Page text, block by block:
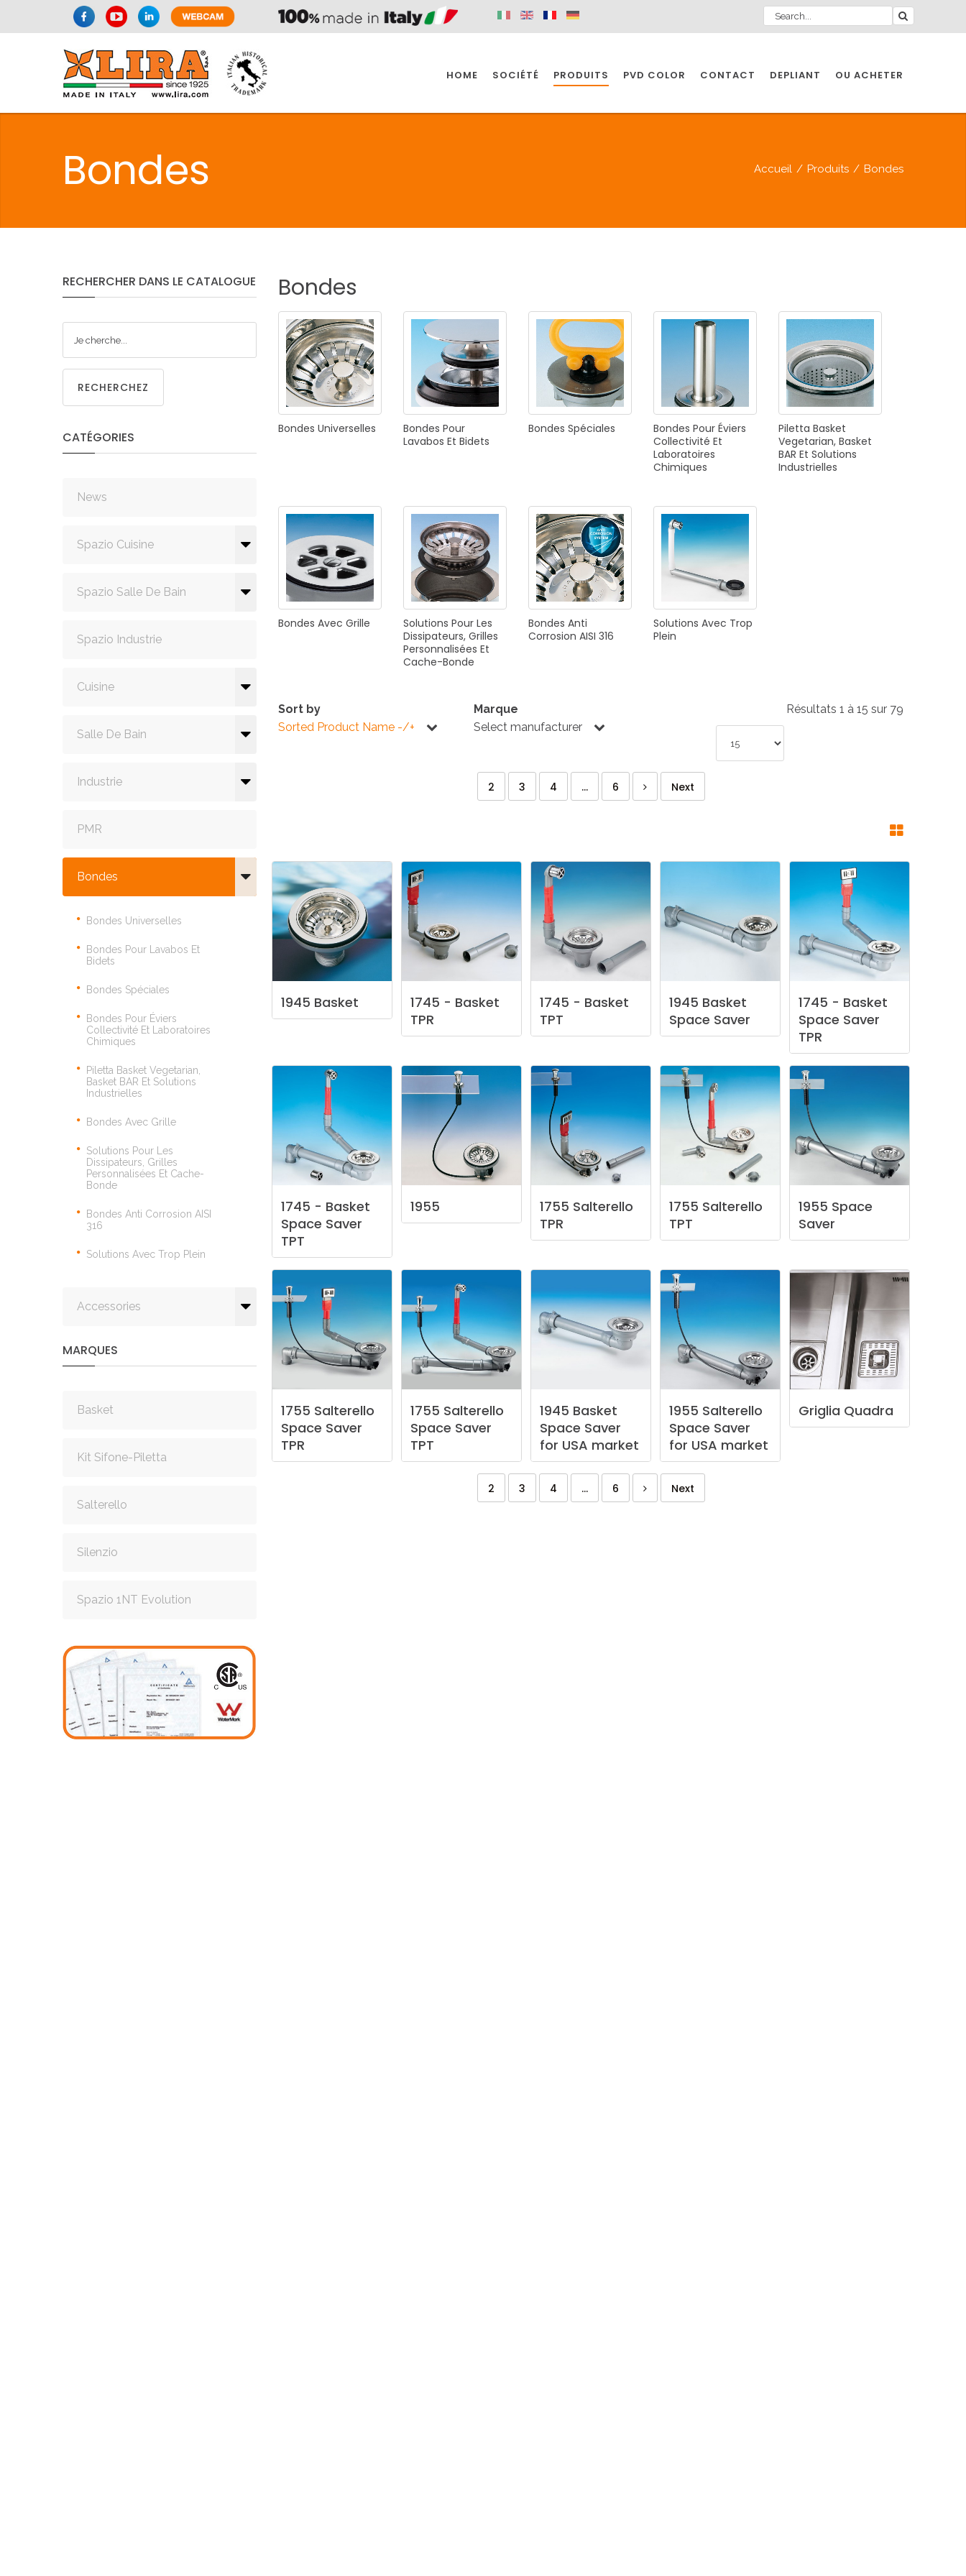
HOME SOCIÉTÉ PRODUITS
SPAZIO CUISINE SPAZIO BAIN SPAZIO INDUSTRIE
CUISINE SALLE DE BAIN INDUSTRIE
BONDES ACCESSORIES
NEWS 2025
PVD COLOR CONTACT DEPLIANT
OU ACHETER
PMR BONDES ACCESSORIES
NEWS 2025
Bondes Accueil / Produits / Bondes
RECHERCHER DANS LE CATALOGUE
RECHERCHEZ
CATÉGORIES
News
Spazio Cuisine
Spazio Salle De Bain
Spazio Industrie
Cuisine
Salle De Bain
Industrie
PMR
Bondes
Bondes Universelles
Bondes Pour Lavabos Et
Bidets
Bondes Spéciales
Bondes Pour Éviers
Collectivité Et Laboratoires
Chimiques
Piletta Basket Vegetarian,
Basket BAR Et Solutions
Industrielles
Bondes Avec Grille
Solutions Pour Les
Dissipateurs, Grilles
Personnalisées Et Cache-
Bonde
Bondes Anti Corrosion AISI
316
Solutions Avec Trop Plein
Accessories
MARQUES
Basket
Kit Sifone-Piletta
Salterello
Silenzio
Spazio 1NT Evolution
Bondes
Bondes Universelles Bondes Pour
Lavabos Et Bidets
Bondes Spéciales Bondes Pour Éviers
Collectivité Et
Laboratoires
Chimiques
Piletta Basket
Vegetarian, Basket
BAR Et Solutions
Industrielles
Bondes Avec Grille Solutions Pour Les
Dissipateurs, Grilles
Personnalisées Et
Cache-Bonde
Bondes Anti
Corrosion AISI 316
Solutions Avec Trop
Plein
Sort by
Sorted Product Name -/+
Marque
Select manufacturer
Résultats 1 à 15 sur 79
2 3 4 ... 6 Next
1945 Basket 1745 - Basket
TPR
1745 - Basket
TPT
1945 Basket
Space Saver
1745 - Basket
Space Saver
TPR
1745 - Basket
Space Saver
TPT
1955 1755 Salterello
TPR
1755 Salterello
TPT
1955 Space
Saver
1755 Salterello
Space Saver
TPR
1755 Salterello
Space Saver
TPT
1945 Basket
Space Saver
for USA market
1955 Salterello
Space Saver
for USA market
Griglia Quadra
2 3 4 ... 6 Next